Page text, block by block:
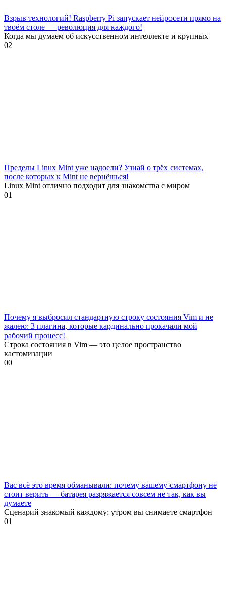
Взрыв технологий! Raspberry Pi запускает нейросети прямо на
твоём столе — революция для каждого!
Когда мы думаем об искусственном интеллекте и крупных
02
Пределы Linux Mint уже надоели? Узнай о трёх системах,
после которых к Mint не вернёшься!
Linux Mint отлично подходит для знакомства с миром
01
Почему я выбросил стандартную строку состояния Vim и не
жалею: 3 плагина, которые кардинально прокачали мой
рабочий процесс!
Строка состояния в Vim — это целое пространство
кастомизации
00
Вас всё это время обманывали: почему вашему смартфону не
стоит верить — батарея разряжается совсем не так, как вы
думаете
Сценарий знакомый каждому: утром вы снимаете смартфон
01